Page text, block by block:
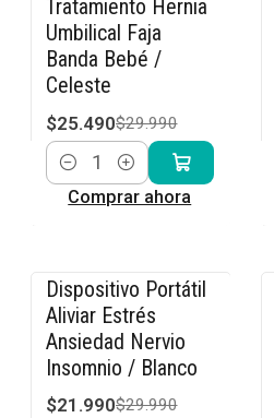
Tratamiento Hernia
Umbilical Faja
Banda Bebé /
Celeste
$25.490$29.990
Cantidad
Comprar ahora
-27% OFF
Dispositivo Portátil
Aliviar Estrés
Ansiedad Nervio
Insomnio / Blanco
$21.990$29.990